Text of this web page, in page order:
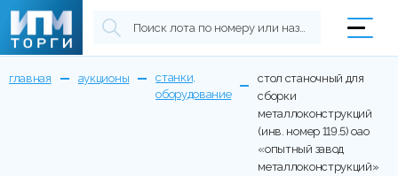
главная аукционы
станки,
оборудование
стол станочный для
сборки
металлоконструкций
(инв. номер 119.5) оао
«опытный завод
металлоконструкций»